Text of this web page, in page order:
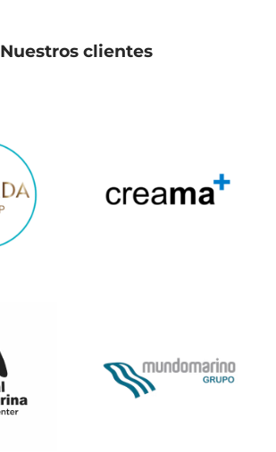
Nuestros clientes